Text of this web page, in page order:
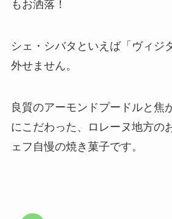
もお洒落！
シェ・シバタといえば「ヴィジ
外せません。
良質のアーモンドプードルと焦
にこだわった、ロレーヌ地方の
ェフ自慢の焼き菓子です。